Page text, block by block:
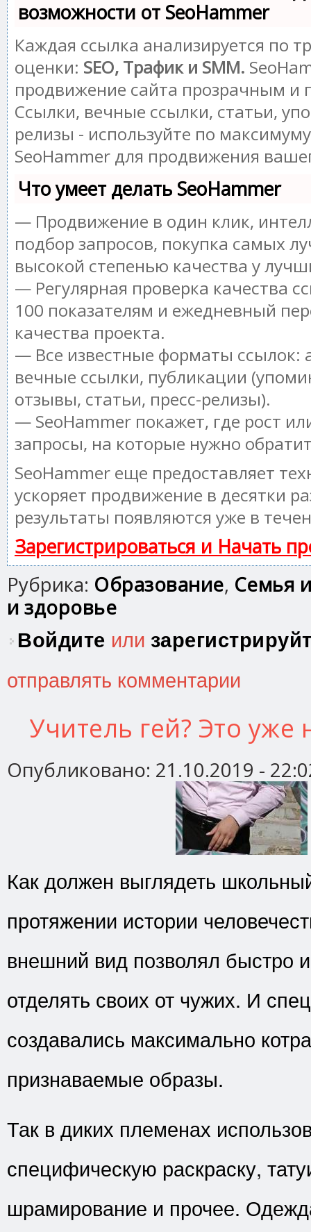
возможности от SeoHammer
Каждая ссылка анализируется по
оценки: SEO, Трафик и SMM.
продвижение сайта прозрачным и
Ссылки, вечные ссылки, статьи,
релизы - используйте по
SeoHammer для продвижения
Что умеет делать SeoHammer
— Продвижение в один клик,
подбор запросов, покупка самых
высокой степенью качества у
— Регулярная проверка качества
100 показателям и ежедневный
качества проекта.
— Все известные форматы ссылок:
вечные ссылки, публикации
отзывы, статьи, пресс-релизы).
— SeoHammer покажет, где рост
запросы, на которые нужно
SeoHammer еще предоставляет
ускоряет продвижение в десятки
результаты появляются уже в
Зарегистрироваться и Начать
Рубрика: Образование, Семья
и здоровье
Войдите или
отправлять комментарии
Учитель гей? Это уже
Опубликовано: 21.10.2019 -
Как должен выглядеть
протяжении истории
внешний вид позволял быстро
отделять своих от чужих. И
создавались максимально
признаваемые образы.
Так в диких племенах
специфическую раскраску,
шрамирование и прочее.